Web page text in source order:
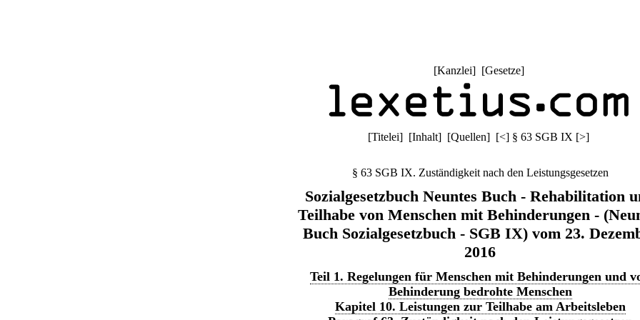
[Kanzlei] [Gesetze]
[Titelei] [Inhalt] [Quellen] [<] § 63 SGB IX [>]
§ 63 SGB IX. Zuständigkeit nach den Leistungsgesetzen
Sozialgesetzbuch Neuntes Buch - Rehabilitation
Teilhabe von Menschen mit Behinderungen -
Buch Sozialgesetzbuch - SGB IX) vom 23.
2016
Teil 1. Regelungen für Menschen mit Behinderungen und
Behinderung bedrohte Menschen
Kapitel 10. Leistungen zur Teilhabe am Arbeitsleben